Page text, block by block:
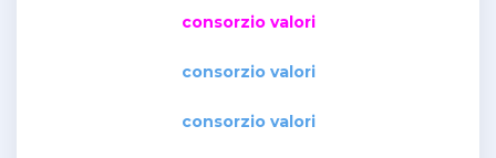
consorzio valori
consorzio valori
consorzio valori